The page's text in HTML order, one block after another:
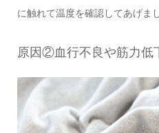
に触れて温度を確認してあげま
原因②血行不良や筋力低